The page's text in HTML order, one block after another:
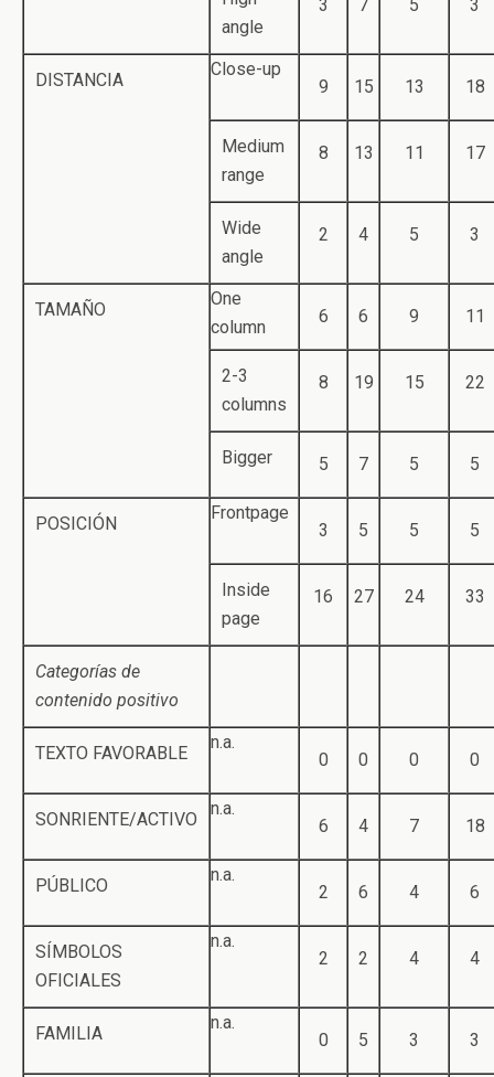
angle
3 7 5 3
DISTANCIA
Close-up
9
15 13 18
Medium
range
8 13 11 17
Wide
angle
2 4 5 3
TAMAÑO
One
column
6 6 9 11
2-3
columns
8 19 15 22
Bigger 5 7 5 5
POSICIÓN
Frontpage
3
5 5 5
Inside
page
16 27 24 33
Categorías de
contenido positivo
TEXTO FAVORABLE
n.a.
0
0 0 0
SONRIENTE/ACTIVO
n.a.
6
4 7 18
PÚBLICO
n.a.
2
6 4 6
SÍMBOLOS
OFICIALES
n.a.
2
2 4 4
FAMILIA
n.a.
0
5 3 3